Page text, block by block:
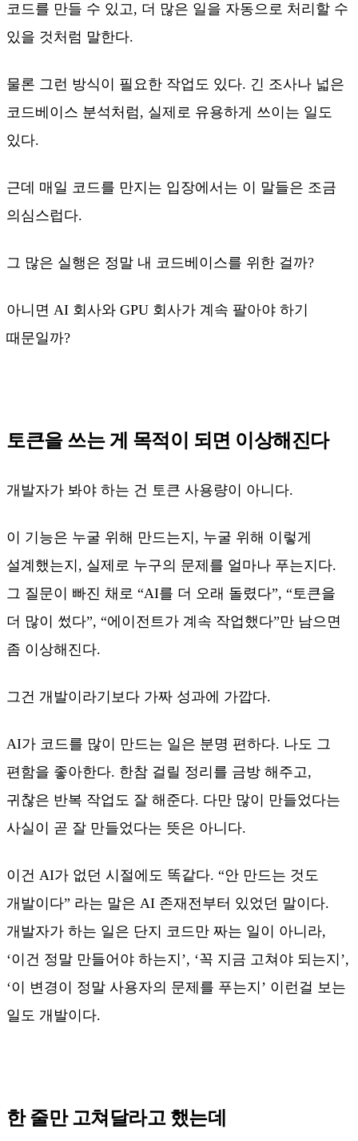
코드를 만들 수 있고, 더 많은 일을 자동으로 처리할 수
있을 것처럼 말한다.
물론 그런 방식이 필요한 작업도 있다. 긴 조사나 넓은
코드베이스 분석처럼, 실제로 유용하게 쓰이는 일도
있다.
근데 매일 코드를 만지는 입장에서는 이 말들은 조금
의심스럽다.
그 많은 실행은 정말 내 코드베이스를 위한 걸까?
아니면 AI 회사와 GPU 회사가 계속 팔아야 하기
때문일까?
토큰을 쓰는 게 목적이 되면 이상해진다
개발자가 봐야 하는 건 토큰 사용량이 아니다.
이 기능은 누굴 위해 만드는지, 누굴 위해 이렇게
설계했는지, 실제로 누구의 문제를 얼마나 푸는지다.
그 질문이 빠진 채로 “AI를 더 오래 돌렸다”, “토큰을
더 많이 썼다”, “에이전트가 계속 작업했다”만 남으면
좀 이상해진다.
그건 개발이라기보다 가짜 성과에 가깝다.
AI가 코드를 많이 만드는 일은 분명 편하다. 나도 그
편함을 좋아한다. 한참 걸릴 정리를 금방 해주고,
귀찮은 반복 작업도 잘 해준다. 다만 많이 만들었다는
사실이 곧 잘 만들었다는 뜻은 아니다.
이건 AI가 없던 시절에도 똑같다. “안 만드는 것도
개발이다” 라는 말은 AI 존재전부터 있었던 말이다.
개발자가 하는 일은 단지 코드만 짜는 일이 아니라,
‘이건 정말 만들어야 하는지’, ‘꼭 지금 고쳐야 되는지’,
‘이 변경이 정말 사용자의 문제를 푸는지’ 이런걸 보는
일도 개발이다.
한 줄만 고쳐달라고 했는데